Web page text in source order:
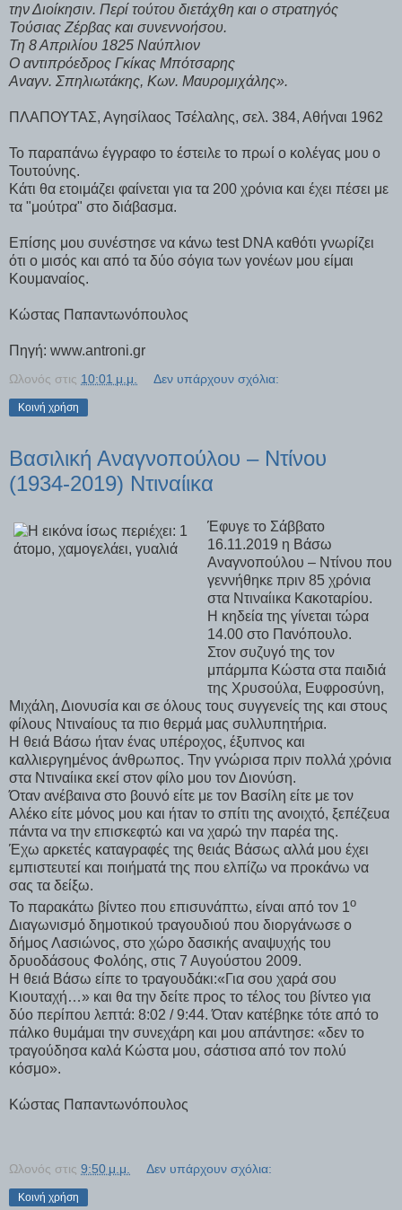
την Διοίκησιν. Περί τούτου διετάχθη και ο στρατηγός
Τούσιας Ζέρβας και συνεννοήσου.
Τη 8 Απριλίου 1825 Ναύπλιον
Ο αντιπρόεδρος Γκίκας Μπότσαρης
Αναγν. Σπηλιωτάκης, Κων. Μαυρομιχάλης».
ΠΛΑΠΟΥΤΑΣ, Αγησίλαος Τσέλαλης, σελ. 384, Αθήναι 1962
Το παραπάνω έγγραφο το έστειλε το πρωί ο κολέγας μου ο
Τουτούνης.
Κάτι θα ετοιμάζει φαίνεται για τα 200 χρόνια και έχει πέσει με
τα "μούτρα" στο διάβασμα.
Επίσης μου συνέστησε να κάνω test DNA καθότι γνωρίζει
ότι ο μισός και από τα δύο σόγια των γονέων μου είμαι
Κουμαναίος.
Κώστας Παπαντωνόπουλος
Πηγή: www.antroni.gr
Ωλονός στις 10:01 μ.μ. Δεν υπάρχουν σχόλια:
Κοινή χρήση
Βασιλική Αναγνοπούλου – Ντίνου
(1934-2019) Ντιναίικα
Έφυγε το Σάββατο
16.11.2019 η Βάσω
Αναγνοπούλου – Ντίνου που
γεννήθηκε πριν 85 χρόνια
στα Ντιναίικα Κακοταρίου.
Η κηδεία της γίνεται τώρα
14.00 στο Πανόπουλο.
Στον συζυγό της τον
μπάρμπα Κώστα στα παιδιά
της Χρυσούλα, Ευφροσύνη,
Μιχάλη, Διονυσία και σε όλους τους συγγενείς της και στους
φίλους Ντιναίους τα πιο θερμά μας συλλυπητήρια.
Η θειά Βάσω ήταν ένας υπέροχος, έξυπνος και
καλλιεργημένος άνθρωπος. Την γνώρισα πριν πολλά χρόνια
στα Ντιναίικα εκεί στον φίλο μου τον Διονύση.
Όταν ανέβαινα στο βουνό είτε με τον Βασίλη είτε με τον
Αλέκο είτε μόνος μου και ήταν το σπίτι της ανοιχτό, ξεπέζευα
πάντα να την επισκεφτώ και να χαρώ την παρέα της.
Έχω αρκετές καταγραφές της θειάς Βάσως αλλά μου έχει
εμπιστευτεί και ποιήματά της που ελπίζω να προκάνω να
σας τα δείξω.
Το παρακάτω βίντεο που επισυνάπτω, είναι από τον 1ο
Διαγωνισμό δημοτικού τραγουδιού που διοργάνωσε ο
δήμος Λασιώνος, στο χώρο δασικής αναψυχής του
δρυοδάσους Φολόης, στις 7 Αυγούστου 2009.
Η θειά Βάσω είπε το τραγουδάκι:«Για σου χαρά σου
Κιουταχή…» και θα την δείτε προς το τέλος του βίντεο για
δύο περίπου λεπτά: 8:02 / 9:44. Όταν κατέβηκε τότε από το
πάλκο θυμάμαι την συνεχάρη και μου απάντησε: «δεν το
τραγούδησα καλά Κώστα μου, σάστισα από τον πολύ
κόσμο».
Κώστας Παπαντωνόπουλος
Ωλονός στις 9:50 μ.μ. Δεν υπάρχουν σχόλια:
Κοινή χρήση